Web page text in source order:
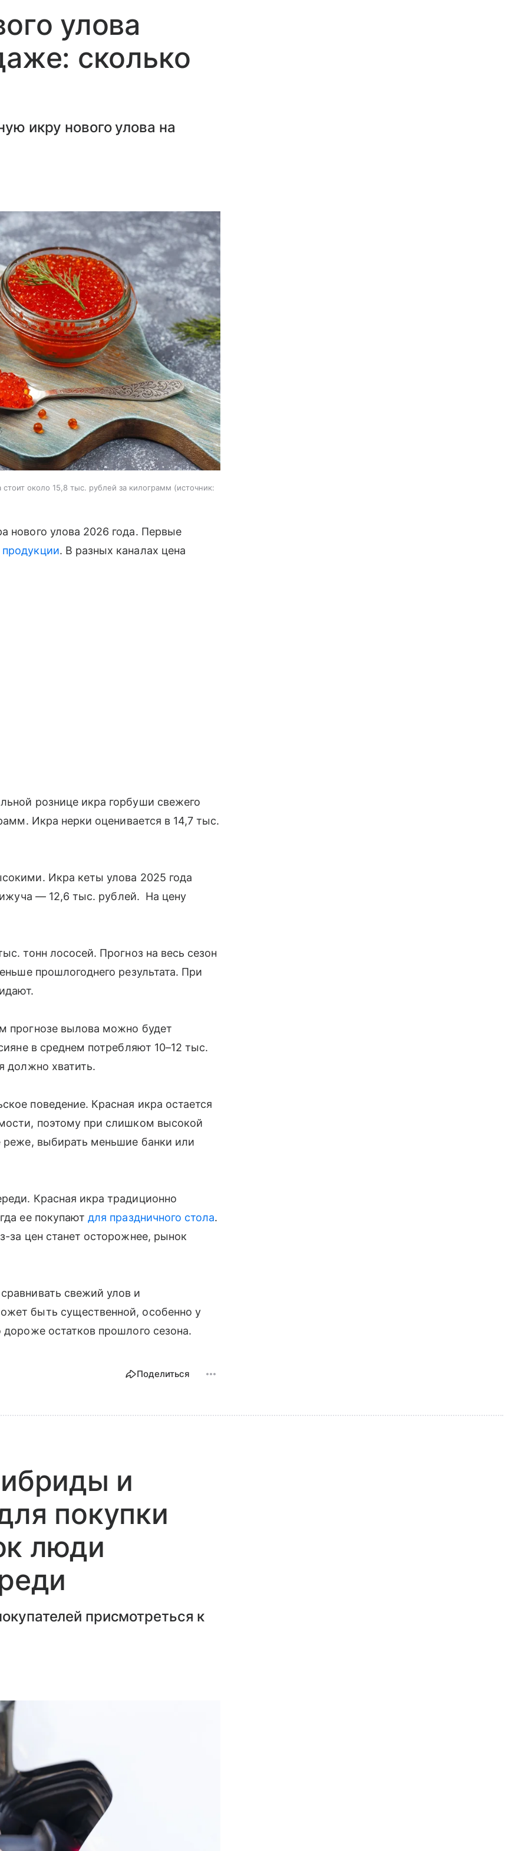
улова
сколько
икру нового улова на
около 15,8 тыс. рублей за килограмм источник:
нового улова 2026 года. Первые
продукции. В разных каналах цена
рознице икра горбуши свежего
Икра нерки оценивается в 14,7 тыс.
Икра кеты улова 2025 года
— 12,6 тыс. рублей. На цену
тонн лососей. Прогноз на весь сезон
прошлогоднего результата. При
прогнозе вылова можно будет
в среднем потребляют 10–12 тыс.
должно хватить.
поведение. Красная икра остается
поэтому при слишком высокой
реже, выбирать меньшие банки или
Красная икра традиционно
ее покупаютдля праздничного стола.
за цен станет осторожнее, рынок
свежий улов и
быть существенной, особенно у
остатков прошлого сезона.
Поделиться
и
покупки
люди
присмотреться к